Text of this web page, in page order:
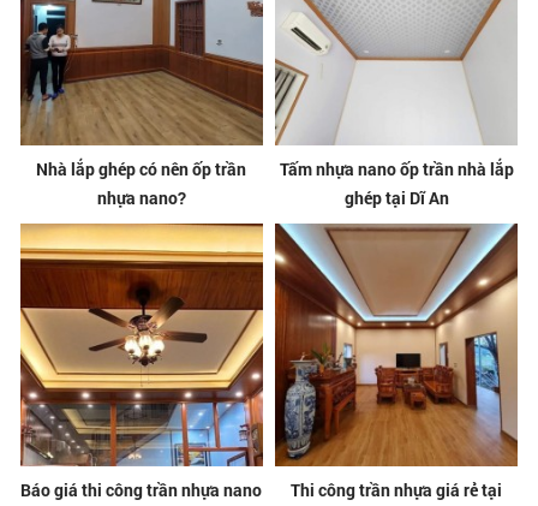
Nhà lắp ghép có nên ốp trần
nhựa nano?
Tấm nhựa nano ốp trần nhà lắp
ghép tại Dĩ An
Báo giá thi công trần nhựa nano
Thi công trần nhựa giá rẻ tại